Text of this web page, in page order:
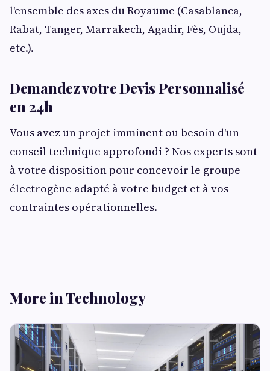
l'ensemble des axes du Royaume (Casablanca,
Rabat, Tanger, Marrakech, Agadir, Fès, Oujda,
etc.).
Demandez votre Devis Personnalisé
en 24h
Vous avez un projet imminent ou besoin d'un
conseil technique approfondi ? Nos experts sont
à votre disposition pour concevoir le groupe
électrogène adapté à votre budget et à vos
contraintes opérationnelles.
More in Technology